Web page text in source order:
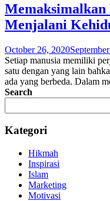
Menjalani
October 26, 2020
Setiap manusia memiliki
satu dengan yang lain
ada yang berbeda. Dalam
Search
Kategori
Hikmah
Inspirasi
Islam
Marketing
Motivasi